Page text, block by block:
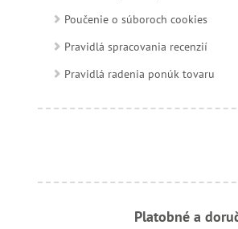
Poučenie o súboroch cookies
Pravidlá spracovania recenzií
Pravidlá radenia ponúk tovaru
Platobné a